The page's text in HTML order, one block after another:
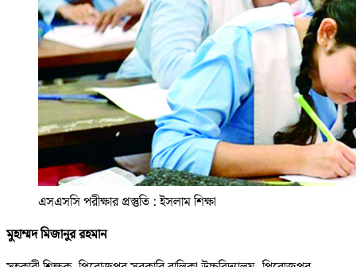
এসএসসি পরীক্ষার প্রস্তুতি : ইসলাম শিক্ষা
মুহাম্মদ মিজানুর রহমান